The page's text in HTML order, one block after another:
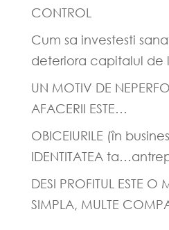
CONTROL
Cum sa investesti
deteriora capitalul de
UN MOTIV DE
AFACERII ESTE…
OBICEIURILE (în
IDENTITATEA
DESI PROFITUL ESTE O
SIMPLA, MULTE